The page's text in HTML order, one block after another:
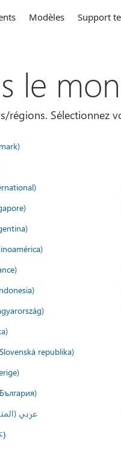
Modèles Support
le
Sélectionnez
republika)
عربي
)